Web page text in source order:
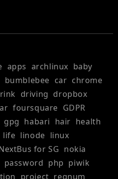
apps archlinux baby
bumblebee car chrome
driving dropbox
foursquare GDPR
gpg habari hair health
life linode linux
for SG nokia
password php piwik
project regnum